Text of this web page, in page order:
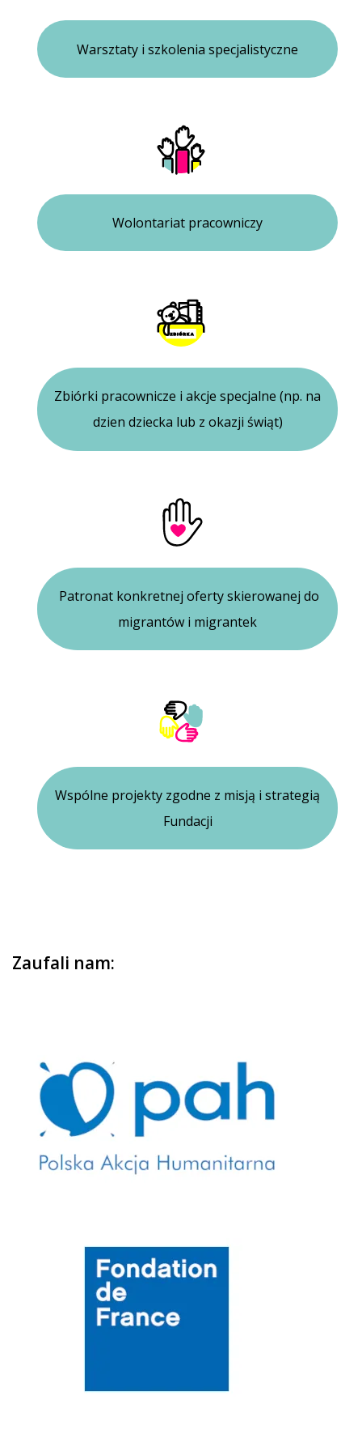
Warsztaty i szkolenia specjalistyczne
Wolontariat pracowniczy
Zbiórki pracownicze i akcje specjalne (np. na
dzien dziecka lub z okazji świąt)
Patronat konkretnej oferty skierowanej do
migrantów i migrantek
Wspólne projekty zgodne z misją i strategią
Fundacji
Zaufali nam: